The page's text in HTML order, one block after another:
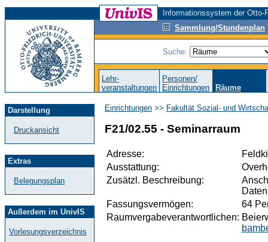
Informationssystem der
Sammlung/Stundenplan
Suche:
Lehr-
veranstaltungen
Personen/
Einrichtungen
Räume
Darstellung
Druckansicht
Extras
Belegungsplan
Außerdem im UnivIS
Vorlesungsverzeichnis
Einrichtungen >> Fakultät Sozial- und
F21/02.55 - Seminarraum
Adresse:
Ausstattung:
Zusätzl. Beschreibung:
Fassungsvermögen:
64
Raumvergabeverantwortlichen: